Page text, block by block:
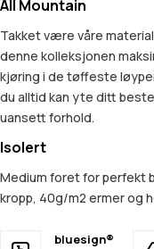
All Mountain
Takket være våre
denne kolleksjonen
kjøring i de tøffeste
du alltid kan yte ditt
uansett forhold.
Isolert
Medium foret for perfekt
kropp, 40g/m2 ermer og
bluesign®